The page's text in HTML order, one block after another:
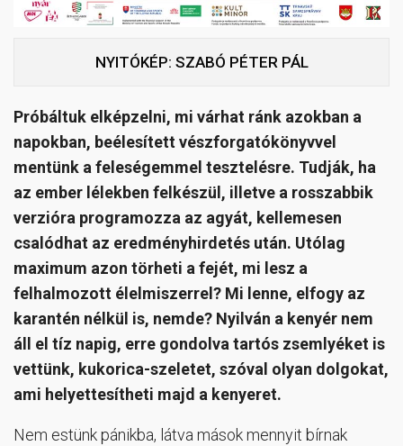
NYITÓKÉP: SZABÓ PÉTER PÁL
Próbáltuk elképzelni, mi várhat ránk azokban a
napokban, beélesített vészforgatókönyvvel
mentünk a feleségemmel tesztelésre. Tudják, ha
az ember lélekben felkészül, illetve a rosszabbik
verzióra programozza az agyát, kellemesen
csalódhat az eredményhirdetés után. Utólag
maximum azon törheti a fejét, mi lesz a
felhalmozott élelmiszerrel? Mi lenne, elfogy az
karantén nélkül is, nemde? Nyilván a kenyér nem
áll el tíz napig, erre gondolva tartós zsemlyéket is
vettünk, kukorica-szeletet, szóval olyan dolgokat,
ami helyettesítheti majd a kenyeret.
Nem estünk pánikba, látva mások mennyit bírnak